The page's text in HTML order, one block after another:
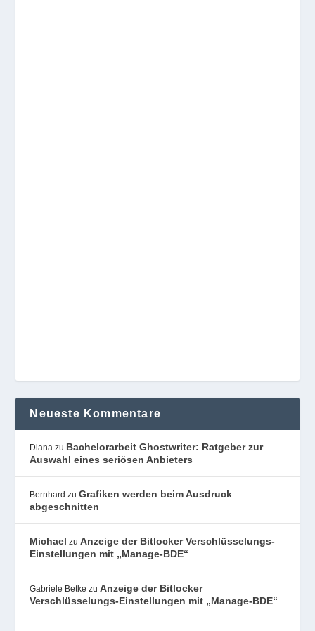
Neueste Kommentare
Diana zu Bachelorarbeit Ghostwriter: Ratgeber zur
Auswahl eines seriösen Anbieters
Bernhard zuGrafiken werden beim Ausdruck
abgeschnitten
Michael zuAnzeige der Bitlocker Verschlüsselungs-
Einstellungen mit „Manage-BDE“
Gabriele Betke zuAnzeige der Bitlocker
Verschlüsselungs-Einstellungen mit „Manage-BDE“